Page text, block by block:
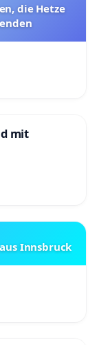
die Hetze
mit
Innsbruck